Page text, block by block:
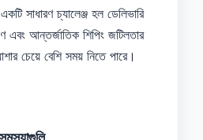
সাধারণ চ্যালেঞ্জ হল ডেলিভারি
এবং আন্তর্জাতিক শিপিং জটিলতার
চেয়ে বেশি সময় নিতে পারে।